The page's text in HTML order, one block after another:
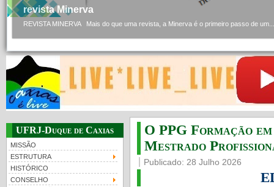
revista Minerva
REVISTA MINERVA Mais do que uma revista, a Minerva é o primeiro passo de um...
UFRJ-Duque de Caxias
MISSÃO
ESTRUTURA
HISTÓRICO
CONSELHO
O PPG Formação
Mestrado
Publicado: 28 Julho 2026